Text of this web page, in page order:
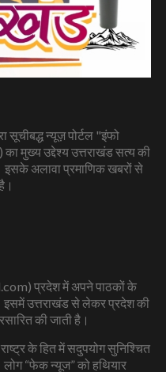
सूचीबद्ध न्यूज़ पोर्टल "इंफो
मुख्य उद्देश्य उत्तराखंड सत्य की
अलावा प्रमाणिक खबरों से
प्रदेश में अपने पाठकों के
इसमें उत्तराखंड से लेकर प्रदेश की
की जाती है।
के हित में सदुपयोग सुनिश्चित
“फेक न्यूज” को हथियार